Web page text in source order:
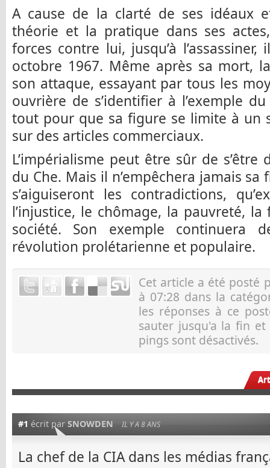
A cause de la clarté de ses idéaux
théorie et la pratique dans ses
forces contre lui, jusqu’à
octobre 1967. Même après sa mort,
son attaque, essayant par tous les
ouvrière de s’identifier à l’exemple
tout pour que sa figure se limite à un
sur des articles commerciaux.
L’impérialisme peut être sûr de s’être
du Che. Mais il n’empêchera jamais
s’aiguiseront les contradictions,
l’injustice, le chômage, la pauvreté,
société. Son exemple continuera
révolution prolétarienne et populaire.
Cet article a été posté
à 07:28 dans la
les réponses à ce
sauter jusqu'a la fin et
pings sont désactivés.
#1 écrit par SNOWDEN IL Y A 8 ANS
La chef de la CIA dans les médias